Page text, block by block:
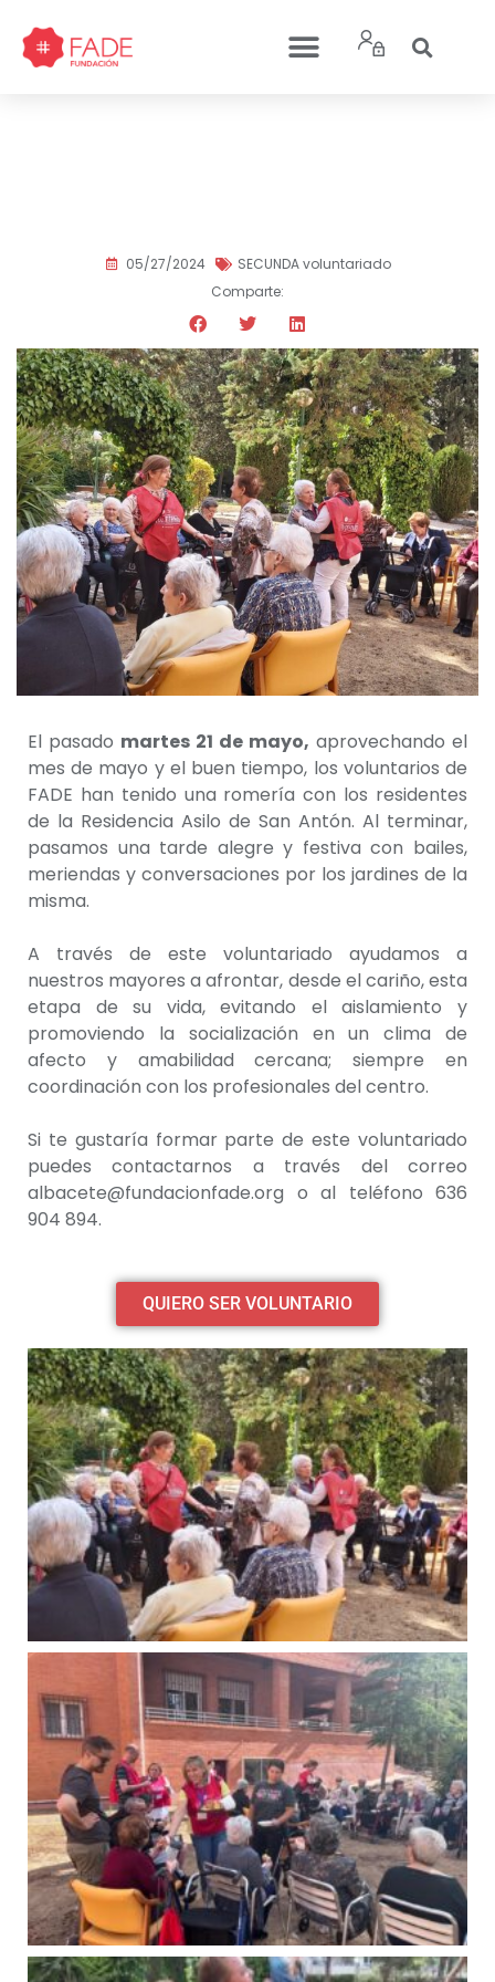
05/27/2024
SECUNDA voluntariado
Comparte:
El pasado martes 21 de mayo, aprovechando el
mes de mayo y el buen tiempo, los voluntarios de
FADE han tenido una romería con los residentes
de la Residencia Asilo de San Antón. Al terminar,
pasamos una tarde alegre y festiva con bailes,
meriendas y conversaciones por los jardines de la
misma.
A través de este voluntariado ayudamos a
nuestros mayores a afrontar, desde el cariño, esta
etapa de su vida, evitando el aislamiento y
promoviendo la socialización en un clima de
afecto y amabilidad cercana; siempre en
coordinación con los profesionales del centro.
Si te gustaría formar parte de este voluntariado
puedes contactarnos a través del correo
albacete@fundacionfade.org o al teléfono 636
904 894.
QUIERO SER VOLUNTARIO